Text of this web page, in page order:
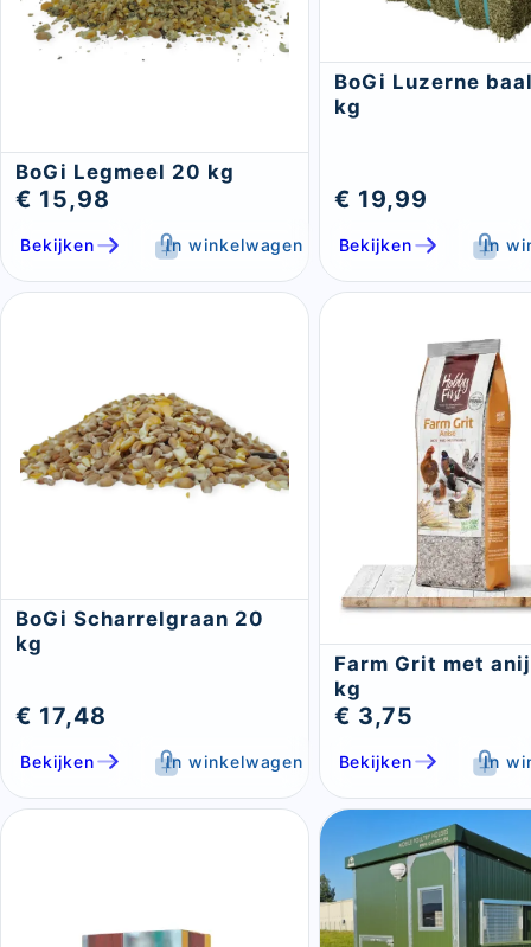
BoGi Legmeel 20 kg
€ 15,98
Bekijken In winkelwagen
BoGi Luzerne
kg
€ 19,99
Bekijken In
BoGi Scharrelgraan 20
kg
€ 17,48
Bekijken In winkelwagen
Farm Grit met
kg
€ 3,75
Bekijken In